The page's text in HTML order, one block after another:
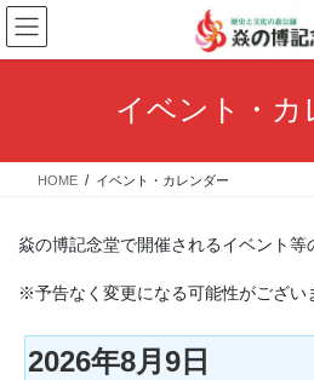
コ
ン
テ
ス
ナ
ビ
ゲ
ン
イベント・カ
HOME イベント・カレンダー
焱の博記念堂で開催されるイベント等
※予告なく変更になる可能性がござい
2026年8月9日